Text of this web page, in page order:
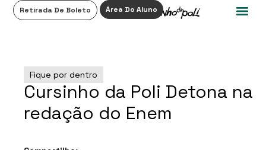
Retirada De Boleto Área Do Aluno
Fique por dentro
Cursinho da Poli Detona na
redação do Enem